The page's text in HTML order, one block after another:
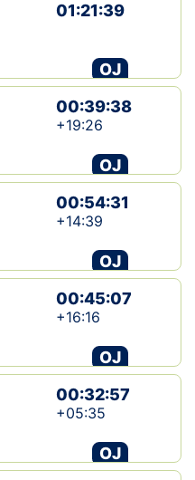
01:21:39
OJ
00:39:38
+19:26
OJ
00:54:31
+14:39
OJ
00:45:07
+16:16
OJ
00:32:57
+05:35
OJ